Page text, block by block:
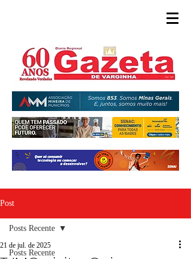
Post
Posts Recente
Posts Recente
21 de jul. de 2025